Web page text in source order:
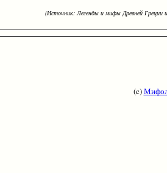
(Источник: Легенды и мифы Древней
(c)